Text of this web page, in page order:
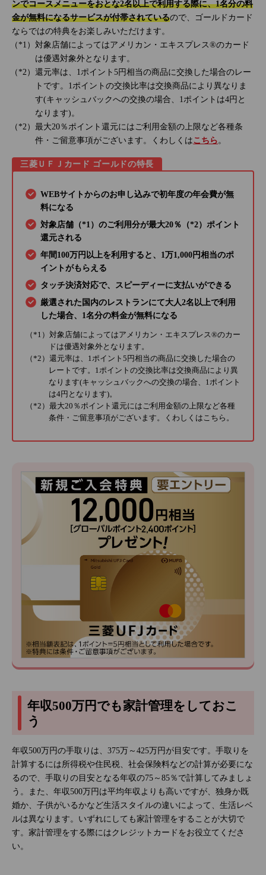
ンでコースメニューをおとな2名以上で利用する際に、1名分の料
金が無料になるサービスが付帯されているので、ゴールドカード
ならではの特典をお楽しみいただけます。
対象店舗によってはアメリカン・エキスプレス®のカード
は優遇対象外となります。
還元率は、1ポイント5円相当の商品に交換した場合のレー
トです。1ポイントの交換比率は交換商品により異なりま
す(キャッシュバックへの交換の場合、1ポイントは4円と
なります)。
最大20％ポイント還元にはご利用金額の上限など各種条
件・ご留意事項がございます。くわしくはこちら。
三菱ＵＦＪカード ゴールドの特長
WEBサイトからのお申し込みで初年度の年会費が無
料になる
対象店舗（*1）のご利用分が最大20％（*2）ポイント
還元される
年間100万円以上を利用すると、1万1,000円相当のポ
イントがもらえる
タッチ決済対応で、スピーディーに支払いができる
厳選された国内のレストランにて大人2名以上で利用
した場合、1名分の料金が無料になる
（*1）対象店舗によってはアメリカン・エキスプレス®のカー
ドは優遇対象外となります。
（*2）還元率は、1ポイント5円相当の商品に交換した場合の
レートです。1ポイントの交換比率は交換商品により異
なります(キャッシュバックへの交換の場合、1ポイント
は4円となります)。
（*2）最大20％ポイント還元にはご利用金額の上限など各種
条件・ご留意事項がございます。くわしくはこちら 。
年収500万円でも家計管理をしておこ
う
年収500万円の手取りは、375万～425万円が目安です。手取りを
計算するには所得税や住民税、社会保険料などの計算が必要にな
るので、手取りの目安となる年収の75～85％で計算してみましょ
う。また、年収500万円は平均年収よりも高いですが、独身か既
婚か、子供がいるかなど生活スタイルの違いによって、生活レベ
ルは異なります。いずれにしても家計管理をすることが大切で
す。家計管理をする際にはクレジットカードをお役立てくださ
い。